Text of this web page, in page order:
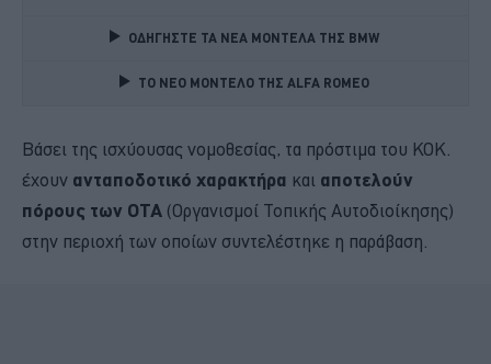
ΟΔΗΓΗΣΤΕ ΤΑ ΝΕΑ ΜΟΝΤΕΛΑ ΤΗΣ BMW
TO NEO MONTΕΛΟ ΤΗΣ ALFA ROMEO
Βάσει της ισχύουσας νομοθεσίας, τα πρόστιμα του ΚΟΚ.
έχουν ανταποδοτικό χαρακτήρα και αποτελούν
πόρους των ΟΤΑ (Οργανισμοί Τοπικής Αυτοδιοίκησης)
στην περιοχή των οποίων συντελέστηκε η παράβαση.